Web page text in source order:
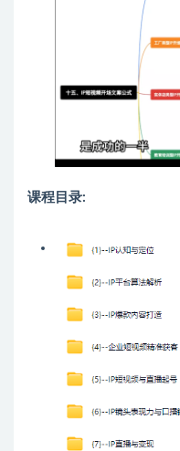
课程目录: